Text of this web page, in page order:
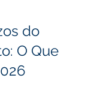
do
O Que